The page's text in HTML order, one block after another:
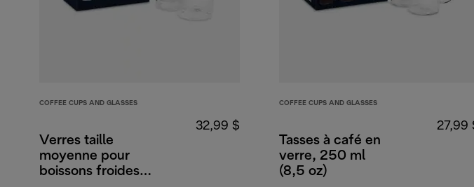
COFFEE CUPS AND GLASSES
Verres taille
moyenne pour
boissons froides
32,99 $
COFFEE CUPS AND GLASSES
Tasses à café en
verre, 250 ml
(8,5 oz)
27,99